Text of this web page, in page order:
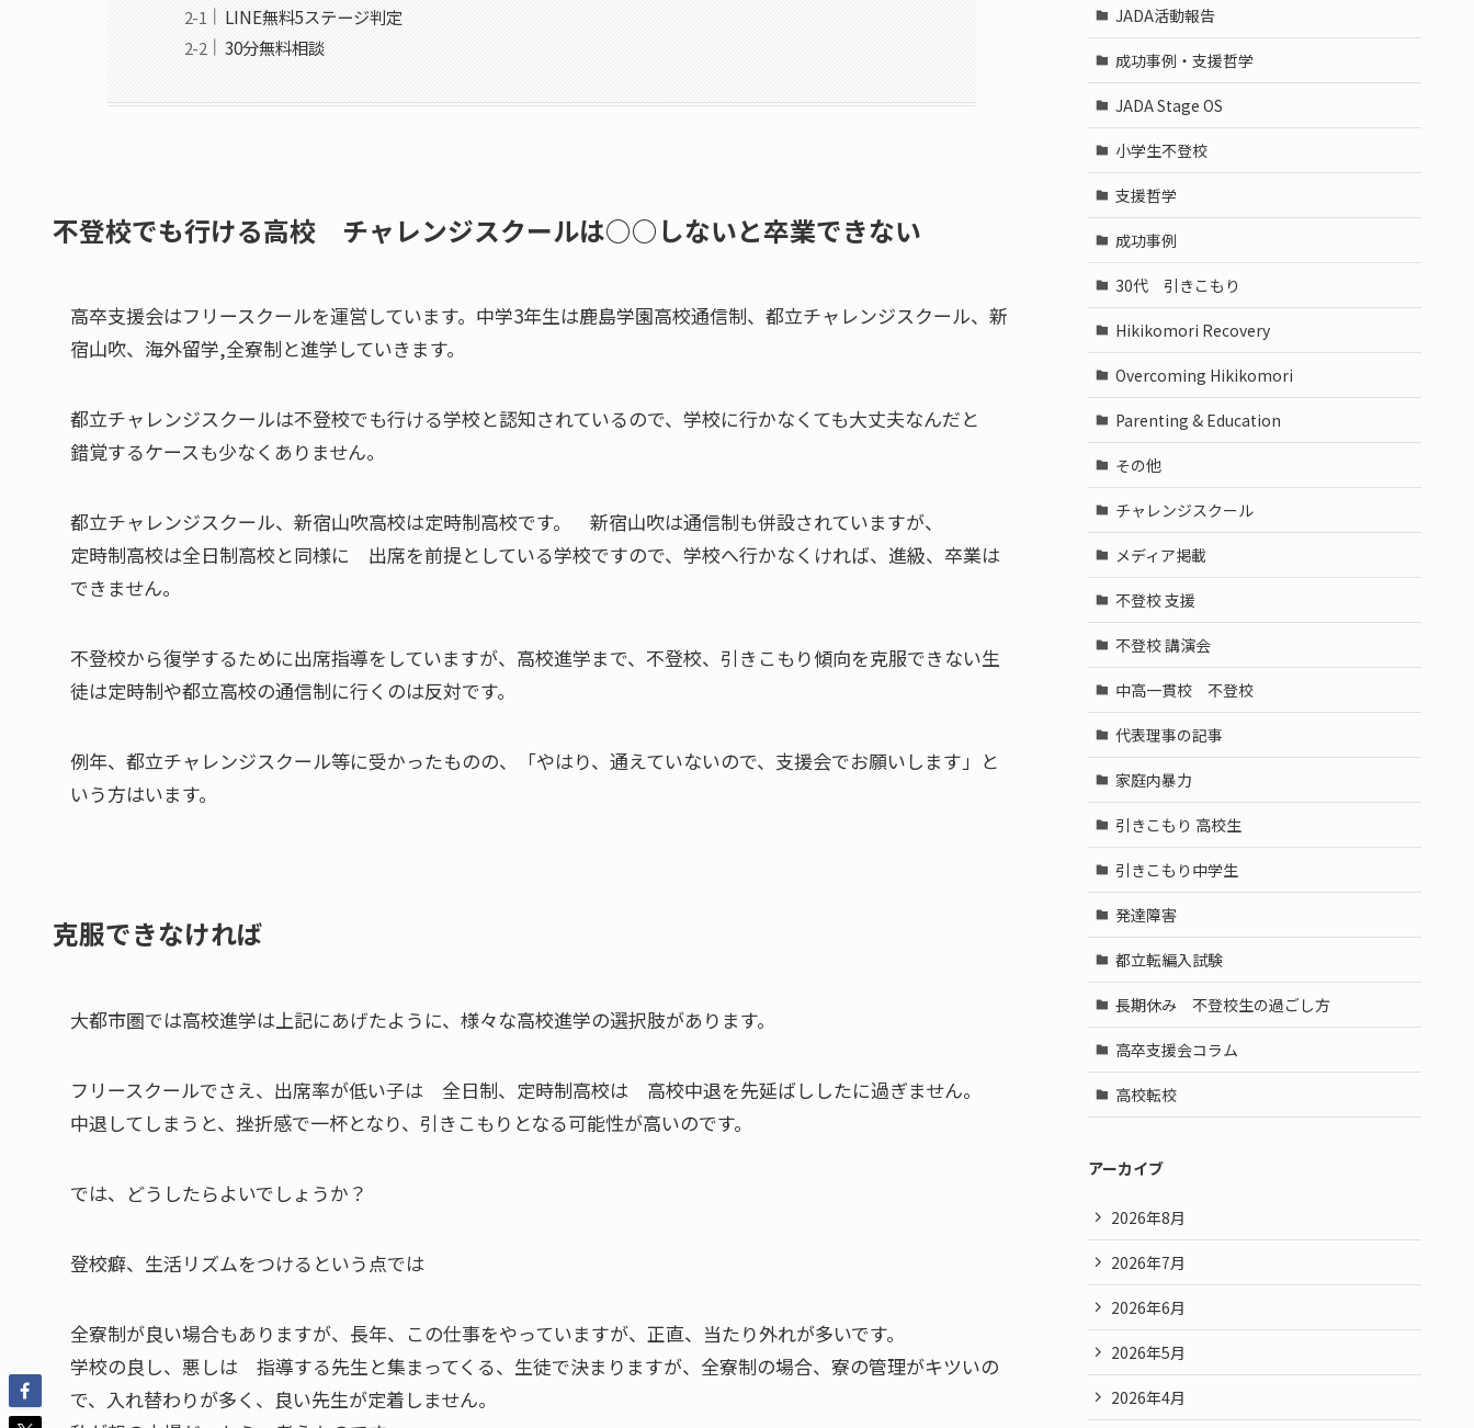
LINE無料5ステージ判定
30分無料相談
不登校でも行ける高校 チャレンジスクールは○○しないと卒業できない
高卒支援会はフリースクールを運営しています。中学3年生は鹿島学園高校通信制、都立チャレンジスクール、新
宿山吹、海外留学,全寮制と進学していきます。
都立チャレンジスクールは不登校でも行ける学校と認知されているので、学校に行かなくても大丈夫なんだと
錯覚するケースも少なくありません。
都立チャレンジスクール、新宿山吹高校は定時制高校です。 新宿山吹は通信制も併設されていますが、
定時制高校は全日制高校と同様に 出席を前提としている学校ですので、学校へ行かなくければ、進級、卒業は
できません。
不登校から復学するために出席指導をしていますが、高校進学まで、不登校、引きこもり傾向を克服できない生
徒は定時制や都立高校の通信制に行くのは反対です。
例年、都立チャレンジスクール等に受かったものの、「やはり、通えていないので、支援会でお願いします」と
いう方はいます。
克服できなければ
大都市圏では高校進学は上記にあげたように、様々な高校進学の選択肢があります。
フリースクールでさえ、出席率が低い子は 全日制、定時制高校は 高校中退を先延ばししたに過ぎません。
中退してしまうと、挫折感で一杯となり、引きこもりとなる可能性が高いのです。
では、どうしたらよいでしょうか？
登校癖、生活リズムをつけるという点では
全寮制が良い場合もありますが、長年、この仕事をやっていますが、正直、当たり外れが多いです。
学校の良し、悪しは 指導する先生と集まってくる、生徒で決まりますが、全寮制の場合、寮の管理がキツいの
で、入れ替わりが多く、良い先生が定着しません。
JADA活動報告
成功事例・支援哲学
JADA Stage OS
小学生不登校
支援哲学
成功事例
30代 引きこもり
Hikikomori Recovery
Overcoming Hikikomori
Parenting & Education
その他
チャレンジスクール
メディア掲載
不登校 支援
不登校 講演会
中高一貫校 不登校
代表理事の記事
家庭内暴力
引きこもり 高校生
引きこもり中学生
発達障害
都立転編入試験
長期休み 不登校生の過ごし方
高卒支援会コラム
高校転校
アーカイブ
2026年8月
2026年7月
2026年6月
2026年5月
2026年4月